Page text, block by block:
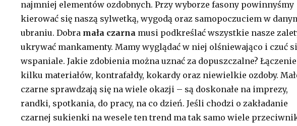
najmniej elementów ozdobnych. Przy wyborze fasony powinnyśmy
kierować się naszą sylwetką, wygodą oraz samopoczuciem w
ubraniu. Dobra mała czarnamusi podkreślać wszystkie nasze
ukrywać mankamenty. Mamy wyglądać w niej olśniewająco i czuć
wspaniale. Jakie zdobienia można uznać za dopuszczalne? Łączenie
kilku materiałów, kontrafałdy, kokardy oraz niewielkie ozdoby.
czarne sprawdzają się na wiele okazji – są doskonałe na imprezy,
randki, spotkania, do pracy, na co dzień. Jeśli chodzi o zakładanie
czarnej sukienki na wesele ten trend ma tak samo wiele